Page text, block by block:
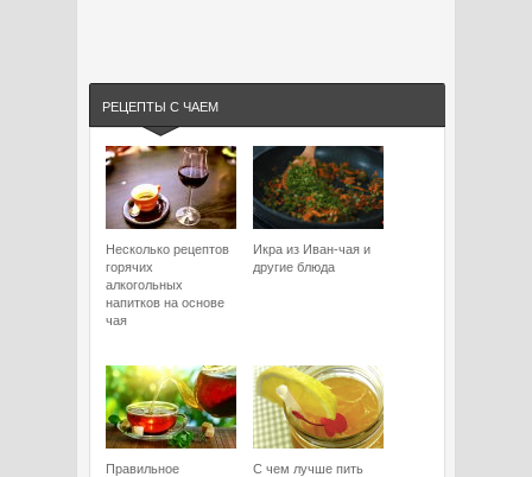
РЕЦЕПТЫ С ЧАЕМ
Несколько рецептов
горячих
алкогольных
напитков на основе
чая
Икра из Иван-чая и
другие блюда
Правильное
С чем лучше пить